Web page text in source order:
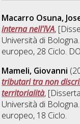
Macarro Osuna,
interna nell'IVA,
Università di
europeo, 28 Ciclo.
Mameli, Giovanni
tributari tra non
territorialità,
Università di
europeo, 18 Ciclo.